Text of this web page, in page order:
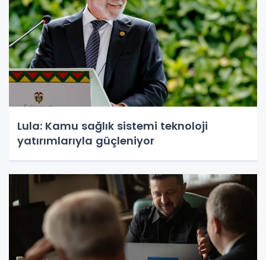
Lula: Kamu sağlık sistemi teknoloji
yatırımlarıyla güçleniyor